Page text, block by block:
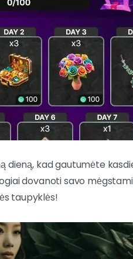
dieną, kad gautumėte
dovanoti savo
taupyklės!